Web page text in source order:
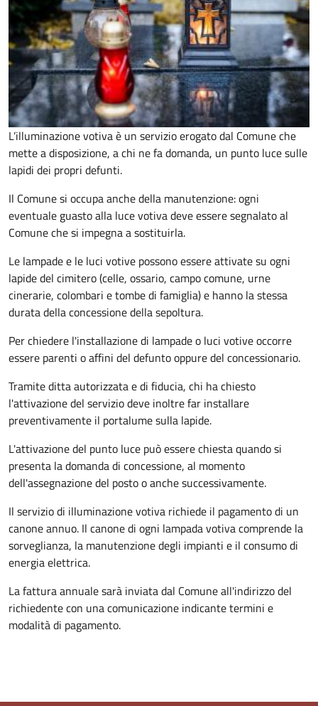
L’illuminazione votiva è un servizio erogato dal Comune che
mette a disposizione, a chi ne fa domanda, un punto luce sulle
lapidi dei propri defunti.
Il Comune si occupa anche della manutenzione: ogni
eventuale guasto alla luce votiva deve essere segnalato al
Comune che si impegna a sostituirla.
Le lampade e le luci votive possono essere attivate su ogni
lapide del cimitero (celle, ossario, campo comune, urne
cinerarie, colombari e tombe di famiglia) e hanno la stessa
durata della concessione della sepoltura.
Per chiedere l'installazione di lampade o luci votive occorre
essere parenti o affini del defunto oppure del concessionario.
Tramite ditta autorizzata e di fiducia, chi ha chiesto
l'attivazione del servizio deve inoltre far installare
preventivamente il portalume sulla lapide.
L'attivazione del punto luce può essere chiesta quando si
presenta la domanda di concessione, al momento
dell'assegnazione del posto o anche successivamente.
Il servizio di illuminazione votiva richiede il pagamento di un
canone annuo. Il canone di ogni lampada votiva comprende la
sorveglianza, la manutenzione degli impianti e il consumo di
energia elettrica.
La fattura annuale sarà inviata dal Comune all'indirizzo del
richiedente con una comunicazione indicante termini e
modalità di pagamento.